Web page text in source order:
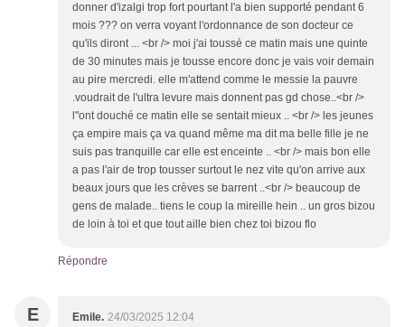
donner d'izalgi trop fort pourtant l'a bien supporté pendant 6
mois ??? on verra voyant l'ordonnance de son docteur ce
qu'ils diront ... <br /> moi j'ai toussé ce matin mais une quinte
de 30 minutes mais je tousse encore donc je vais voir demain
au pire mercredi. elle m'attend comme le messie la pauvre
.voudrait de l'ultra levure mais donnent pas gd chose..<br />
l"ont douché ce matin elle se sentait mieux .. <br /> les jeunes
ça empire mais ça va quand même ma dit ma belle fille je ne
suis pas tranquille car elle est enceinte .. <br /> mais bon elle
a pas l'air de trop tousser surtout le nez vite qu'on arrive aux
beaux jours que les crèves se barrent ..<br /> beaucoup de
gens de malade.. tiens le coup la mireille hein .. un gros bizou
de loin à toi et que tout aille bien chez toi bizou flo
Répondre
E Emile. 24/03/2025 12:04